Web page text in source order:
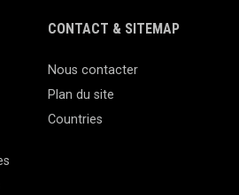
CONTACT & SITEMAP
Nous contacter
Plan du site
Countries